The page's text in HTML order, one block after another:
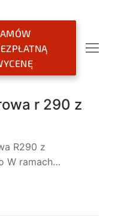
r 290 z
R290 z
W ramach…